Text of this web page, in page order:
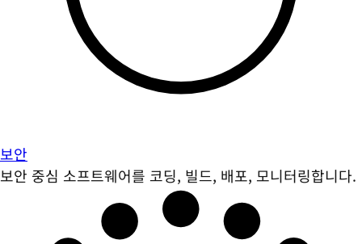
보안
보안 중심 소프트웨어를 코딩, 빌드, 배포, 모니터링합니다.